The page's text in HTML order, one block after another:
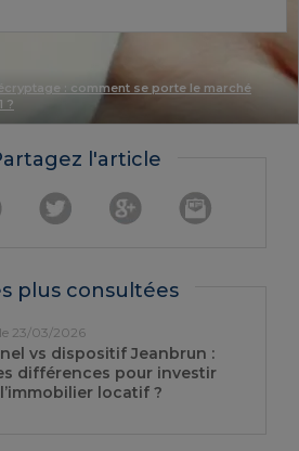
: comment se porte le marché
?
l'article
plus consultées
23/03/2026
vs dispositif Jeanbrun :
différences pour investir
locatif ?